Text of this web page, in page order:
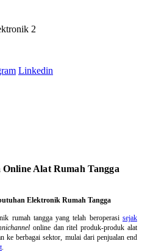
Linkedin
Alat Rumah Tangga
Elektronik Rumah Tangga
rumah tanggayang telah beroperasisejak
online dan ritel produk-produk alat
ke berbagai sektor, mulai dari penjualan end